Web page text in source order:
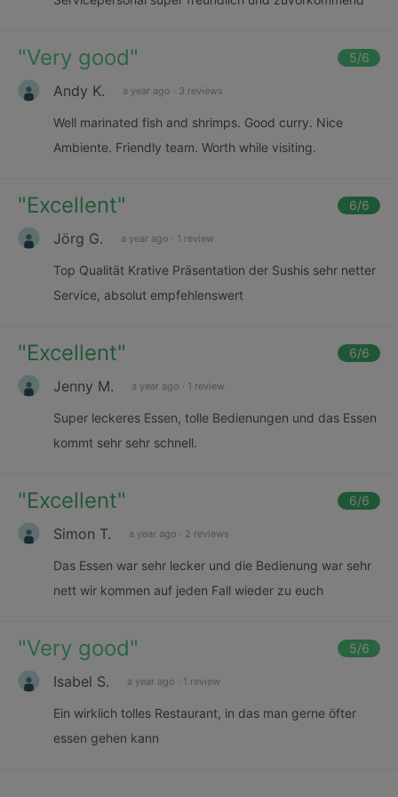
"Very good" 5/6
Andy K. a year ago · 3 reviews
Well marinated fish and shrimps. Good curry. Nice
Ambiente. Friendly team. Worth while visiting.
"Excellent" 6/6
Jörg G. a year ago · 1 review
Top Qualität Krative Präsentation der Sushis sehr netter
Service, absolut empfehlenswert
"Excellent" 6/6
Jenny M. a year ago · 1 review
Super leckeres Essen, tolle Bedienungen und das Essen
kommt sehr sehr schnell.
"Excellent" 6/6
Simon T. a year ago · 2 reviews
Das Essen war sehr lecker und die Bedienung war sehr
nett wir kommen auf jeden Fall wieder zu euch
"Very good" 5/6
Isabel S. a year ago · 1 review
Ein wirklich tolles Restaurant, in das man gerne öfter
essen gehen kann